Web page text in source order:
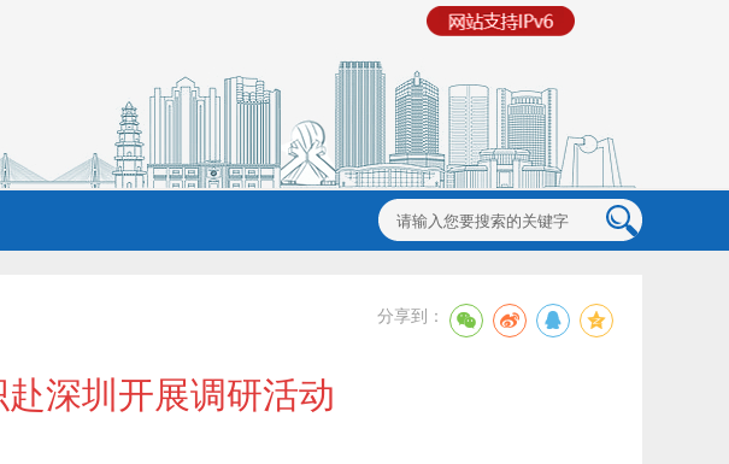
分享到：
深圳开展调研活动